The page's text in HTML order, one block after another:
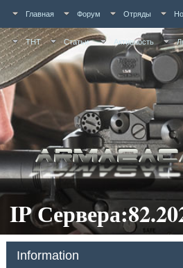
Главная Форум Отряды
ТНТ Статьи Активность
IP
Information